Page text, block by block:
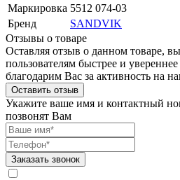
Маркировка 5512 074-03
Бренд
SANDVIK
Отзывы о товаре
Оставляя отзыв о данном товаре,
пользователям быстрее и
благодарим Вас за активность на
Оставить отзыв
Укажите ваше имя и контактный
позвонят Вам
Заказать звонок